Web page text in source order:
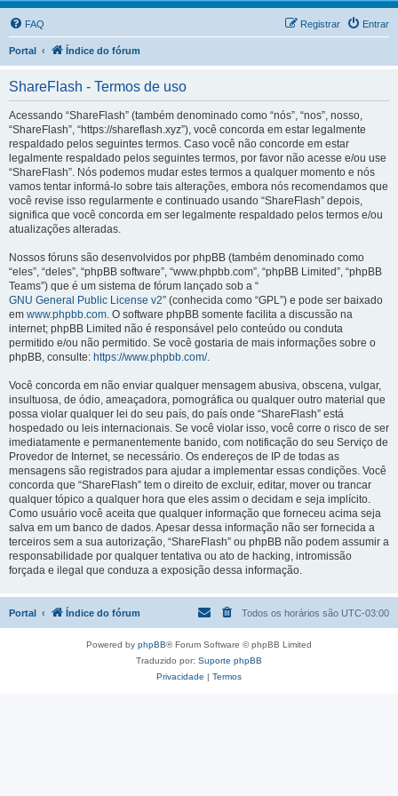
FAQ Entrar
Registrar
Portal Índice do fórum
ShareFlash - Termos de uso
Acessando “ShareFlash” (também denominado como “nós”, “nos”, nosso,
“ShareFlash”, “https://shareflash.xyz”), você concorda em estar legalmente
respaldado pelos seguintes termos. Caso você não concorde em estar
legalmente respaldado pelos seguintes termos, por favor não acesse e/ou use
“ShareFlash”. Nós podemos mudar estes termos a qualquer momento e nós
vamos tentar informá-lo sobre tais alterações, embora nós recomendamos que
você revise isso regularmente e continuado usando “ShareFlash” depois,
significa que você concorda em ser legalmente respaldado pelos termos e/ou
atualizações alteradas.
Nossos fóruns são desenvolvidos por phpBB (também denominado como
“eles”, “deles”, “phpBB software”, “www.phpbb.com”, “phpBB Limited”, “phpBB
Teams”) que é um sistema de fórum lançado sob a “
GNU General Public License v2” (conhecida como “GPL”) e pode ser baixado
em www.phpbb.com. O software phpBB somente facilita a discussão na
internet; phpBB Limited não é responsável pelo conteúdo ou conduta
permitido e/ou não permitido. Se você gostaria de mais informações sobre o
phpBB, consulte: https://www.phpbb.com/.
Você concorda em não enviar qualquer mensagem abusiva, obscena, vulgar,
insultuosa, de ódio, ameaçadora, pornográfica ou qualquer outro material que
possa violar qualquer lei do seu país, do país onde “ShareFlash” está
hospedado ou leis internacionais. Se você violar isso, você corre o risco de ser
imediatamente e permanentemente banido, com notificação do seu Serviço de
Provedor de Internet, se necessário. Os endereços de IP de todas as
mensagens são registrados para ajudar a implementar essas condições. Você
concorda que “ShareFlash” tem o direito de excluir, editar, mover ou trancar
qualquer tópico a qualquer hora que eles assim o decidam e seja implícito.
Como usuário você aceita que qualquer informação que forneceu acima seja
salva em um banco de dados. Apesar dessa informação não ser fornecida a
terceiros sem a sua autorização, “ShareFlash” ou phpBB não podem assumir a
responsabilidade por qualquer tentativa ou ato de hacking, intromissão
forçada e ilegal que conduza a exposição dessa informação.
Portal Índice do fórum Todos os horários são UTC-03:00
Powered by phpBB® Forum Software © phpBB Limited
Traduzido por: Suporte phpBB
Privacidade | Termos